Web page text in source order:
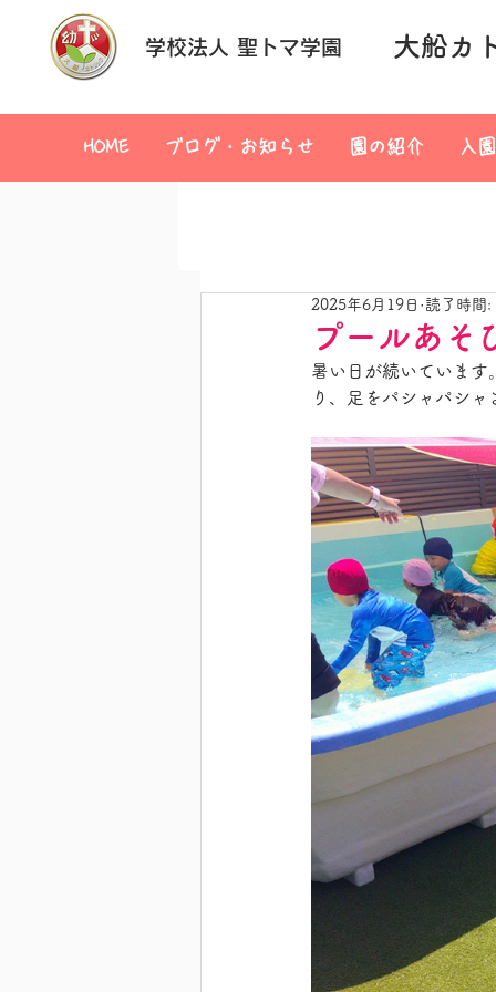
学校法人 聖トマ学園 大船カ
HOME ブログ・お知らせ 園の紹介 入
プールあそ
2025年6月19日 読了時間:
暑い日が続いています
り、足をパシャパシ